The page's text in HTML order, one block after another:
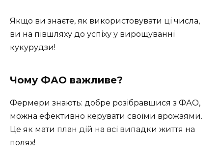
Якщо ви знаєте, як використовувати ці числа,
ви на півшляху до успіху у вирощуванні
кукурудзи!
Чому ФАО важливе?
Фермери знають: добре розібравшися з ФАО,
можна ефективно керувати своїми врожаями.
Це як мати план дій на всі випадки життя на
полях!